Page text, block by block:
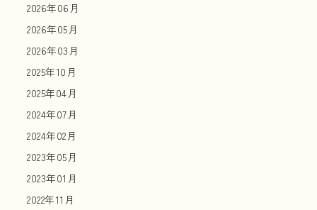
2026年06月
2026年05月
2026年03月
2025年10月
2025年04月
2024年07月
2024年02月
2023年05月
2023年01月
2022年11月